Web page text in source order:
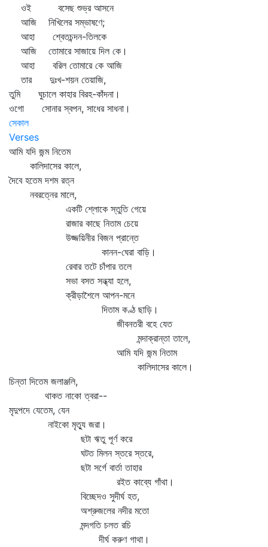
ওই বসেছ শুভ্র আসনে
আজি নিখিলের সম্ভাষণে;
আহা শ্বেতচন্দন-তিলকে
আজি তোমারে সাজায়ে দিল কে।
আহা বরিল তোমারে কে আজি
তার দুঃখ-শয়ন তেয়াজি,
তুমি ঘুচালে কাহার বিরহ-কাঁদনা।
ওগো সোনার স্বপন, সাধের সাধনা।
সেকাল
Verses
আমি যদি জন্ম নিতেম
কালিদাসের কালে,
দৈবে হতেম দশম রত্ন
নবরত্নের মালে,
একটি শ্লোকে স্তুতি গেয়ে
রাজার কাছে নিতাম চেয়ে
উজ্জয়িনীর বিজন প্রান্তে
কানন-ঘেরা বাড়ি।
রেবার তটে চাঁপার তলে
সভা বসত সন্ধ্যা হলে,
ক্রীড়াশৈলে আপন-মনে
দিতাম কণ্ঠ ছাড়ি।
জীবনতরী বহে যেত
মন্দাক্রান্তা তালে,
আমি যদি জন্ম নিতাম
কালিদাসের কালে।
চিন্তা দিতেম জলাঞ্জলি,
থাকত নাকো ত্বরা--
মৃদুপদে যেতেম, যেন
নাইকো মৃত্যু জরা।
ছটা ঋতু পূর্ণ করে
ঘটত মিলন স্তরে স্তরে,
ছটা সর্গে বার্তা তাহার
রইত কাব্যে গাঁথা।
বিচ্ছেদও সুদীর্ঘ হত,
অশ্রুজলের নদীর মতো
মন্দগতি চলত রচি
দীর্ঘ করুণ গাথা।